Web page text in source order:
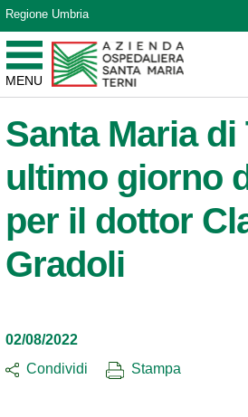
Vai ai contenuti
Vai al menu di navigazione
Vai al footer
Regione Umbria
MENU
Azienda Ospedaliera Santa Maria di
Sito Istituzionale
Santa Maria di
ultimo giorno
per il dottor
Gradoli
02/08/2022
Condividi
Stampa